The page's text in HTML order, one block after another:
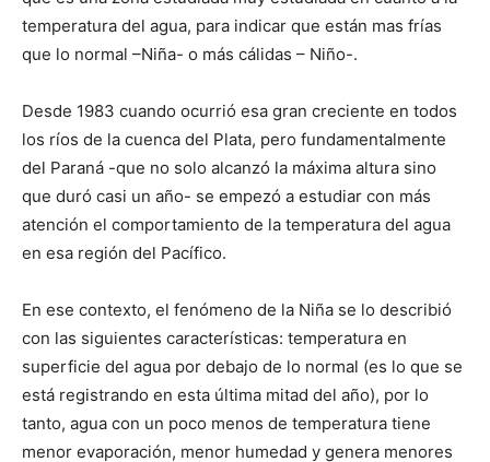
temperatura del agua, para indicar que están mas frías
que lo normal –Niña- o más cálidas – Niño-.
Desde 1983 cuando ocurrió esa gran creciente en todos
los ríos de la cuenca del Plata, pero fundamentalmente
del Paraná -que no solo alcanzó la máxima altura sino
que duró casi un año- se empezó a estudiar con más
atención el comportamiento de la temperatura del agua
en esa región del Pacífico.
En ese contexto, el fenómeno de la Niña se lo describió
con las siguientes características: temperatura en
superficie del agua por debajo de lo normal (es lo que se
está registrando en esta última mitad del año), por lo
tanto, agua con un poco menos de temperatura tiene
menor evaporación, menor humedad y genera menores